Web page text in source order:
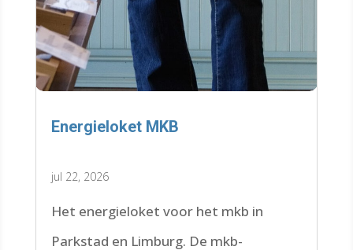
Energieloket MKB
jul 22, 2026
Het energieloket voor het mkb in
Parkstad en Limburg. De mkb-